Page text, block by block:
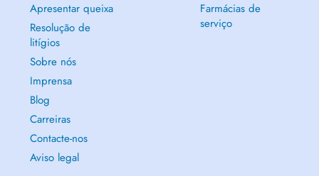
Apresentar queixa
Resolução de
litígios
Sobre nós
Imprensa
Blog
Carreiras
Contacte-nos
Aviso legal
Farmácias de
serviço